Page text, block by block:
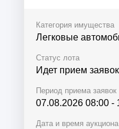
Категория имущества
Легковые
Статус лота
Идет прием заявок
Период приема заявок
07.08.2026 08:00 -
Дата и время аукциона